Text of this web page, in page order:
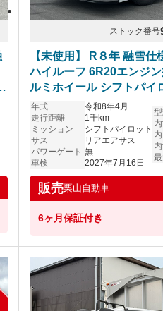
ストック番号
【未使用】 R８年 融雪
ハイルーフ 6R20エンジ
ルミホイール シフトパイ
グレート 車検付き
年式
令和8年4月
走行距離
1千km
ミッション
シフトパイロット
サス
リアエアサス
パワーゲート 無
車検
2027年7月16日
販売栗山自動車
6ヶ月保証付き